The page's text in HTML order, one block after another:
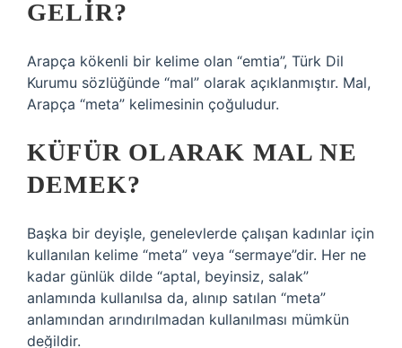
GELIR?
Arapça kökenli bir kelime olan “emtia”, Türk Dil
Kurumu sözlüğünde “mal” olarak açıklanmıştır. Mal,
Arapça “meta” kelimesinin çoğuludur.
KÜFÜR OLARAK MAL NE
DEMEK?
Başka bir deyişle, genelevlerde çalışan kadınlar için
kullanılan kelime “meta” veya “sermaye”dir. Her ne
kadar günlük dilde “aptal, beyinsiz, salak”
anlamında kullanılsa da, alınıp satılan “meta”
anlamından arındırılmadan kullanılması mümkün
değildir.